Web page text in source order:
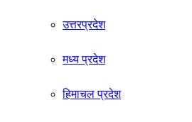
उत्तरप्रदेश
मध्य प्रदेश
हिमाचल प्रदेश